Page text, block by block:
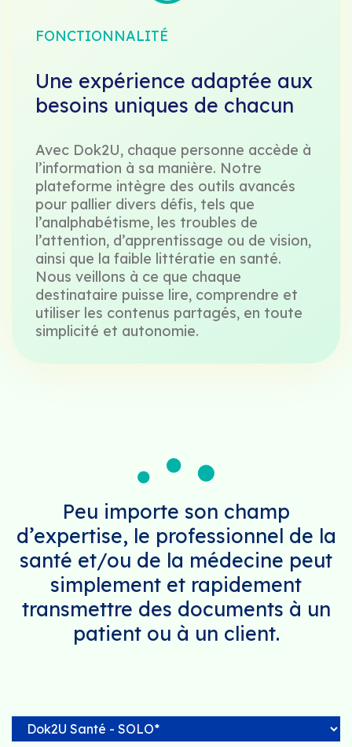
FONCTIONNALITÉ
Une expérience adaptée aux
besoins uniques de chacun
Avec Dok2U, chaque personne accède à
l’information à sa manière. Notre
plateforme intègre des outils avancés
pour pallier divers défis, tels que
l’analphabétisme, les troubles de
l’attention, d’apprentissage ou de vision,
ainsi que la faible littératie en santé.
Nous veillons à ce que chaque
destinataire puisse lire, comprendre et
utiliser les contenus partagés, en toute
simplicité et autonomie.
Peu importe son champ
d’expertise, le professionnel de la
santé et/ou de la médecine peut
simplement et rapidement
transmettre des documents à un
patient ou à un client.